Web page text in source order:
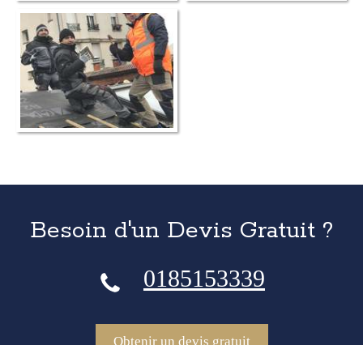
Besoin d'un Devis Gratuit ?
0185153339
Obtenir un devis gratuit